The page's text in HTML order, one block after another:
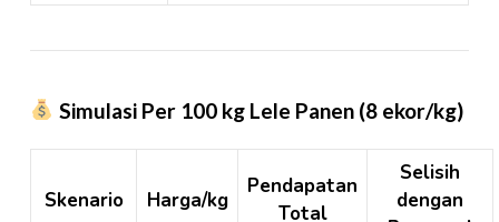
Simulasi Per 100 kg Lele Panen (8 ekor/kg)
Skenario Harga/kg
Pendapatan
Total
Selisih
dengan